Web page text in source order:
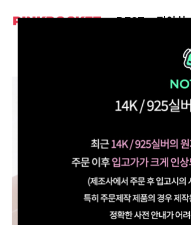
BEST 피어싱